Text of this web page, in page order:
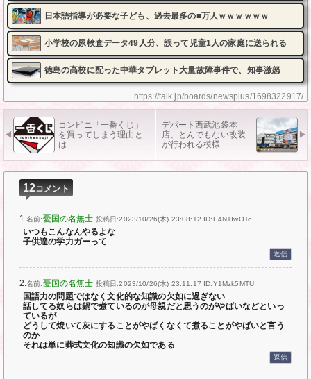
https://talk.jp/boards/newsplus/1698322917/
日本語指導が必要な子ども、過去最多の■万人ｗｗｗｗｗｗ
小学校の尿検査データ49人分、誤って児童1人の家庭に送られる
徳島の高校に配った中華タブレット大量故障事件で、知事激怒
コンビニ「一番くじ」
を買ってしまう理由と
は
デパート西武池袋本
店、とんでもない改装
が行われる模様
12コメント
1.名前:憂国の名無士 投稿日:2023/10/26(木) 23:08:12 ID:E4NTIwOTc
いつもこんなんやるよな
子供達の学力ガーって
返信
2.名前:憂国の名無士 投稿日:2023/10/26(木) 23:11:17 ID:Y1Mzk5MTU
国語力の問題ではなく文化的な知識の欠如に過ぎない
話してる奴らは鍋で煮ているのが母親だと思うのがやばいなどといっ
ているが
どうして焼いて灰にすることがやばくなくて煮ることがやばいと言う
のか
それは単に葬式文化の知識の欠如である
返信